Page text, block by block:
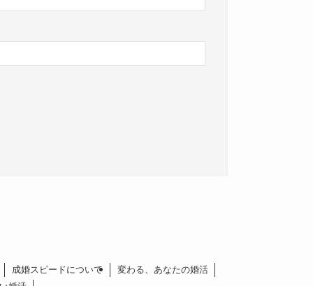
成婚スピードについて
変わる、あなたの婚活